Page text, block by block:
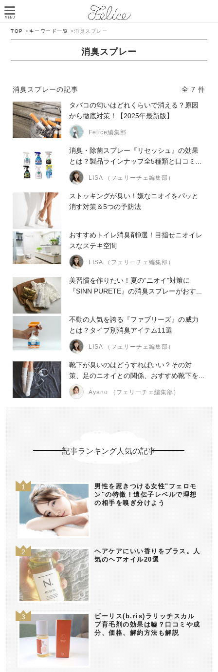
TOP > キーワード一覧 >消臭スプレー
消臭スプレー
消臭スプレーの記事
全 7 件
タバコの匂いはどれくらいで消える？原因
から徹底対策！【2025年最新版】
Felice編集部
消臭・除菌スプレー『リセッシュ』の効果
とは？製品ラインナップ全5種類と口コミ...
LISA （フェリーチェ編集部）
ストッキングが臭い！嫌なニオイをパッと
消す対策＆5つの予防法
おすすめトイレ消臭剤9選！目指せニオイレ
スなステキ空間
LISA （フェリーチェ編集部）
美習慣を作りたい！夏の”ニオイ”対策に
『SINN PURETE』の消臭スプレーがおす...
不動の人気を誇る『ファブリーズ』の威力
とは？タイプ別消臭アイテム11選
LISA （フェリーチェ編集部）
靴下が臭いのはどうすればいい？その対
策、足のニオイとの関係、おすすめ靴下を...
Ayano （フェリーチェ編集部）
記事ランキング人気の記事
男性を惹きつける女性"フェロモ
ン"の特徴！遺伝子レベルで理想
の相手を嗅ぎ分けよう
ヘアケアにいい香りをプラス。人
気のヘアオイル20選
ビーリス(b.ris)ラリッチスカル
プ育毛剤の効果は嘘？口コミや成
分、価格、解約方法も解説